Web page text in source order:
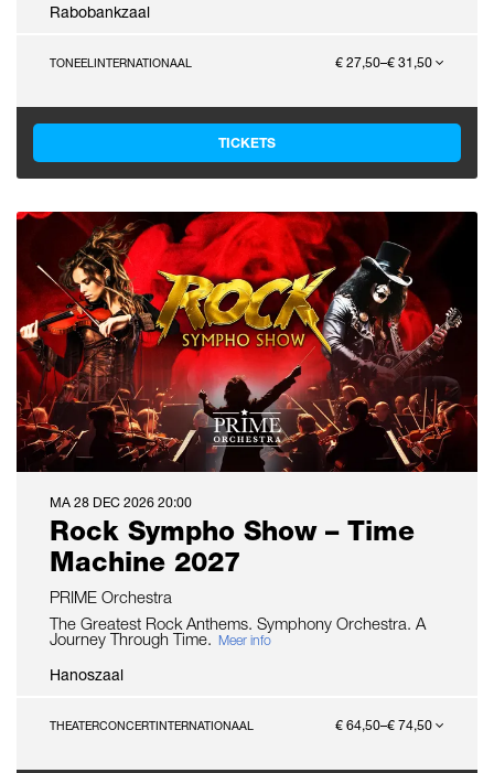
Rabobankzaal
TONEEL INTERNATIONAAL € 27,50–€ 31,50
TICKETS
Rock Sympho Show – Time
Machine 2027
PRIME Orchestra
MA 28 DEC 2026 20:00
The Greatest Rock Anthems. Symphony Orchestra. A
Journey Through Time. Meer info
Hanoszaal
THEATERCONCERTINTERNATIONAAL € 64,50–€ 74,50